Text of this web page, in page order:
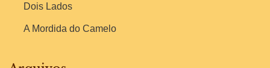
Dois Lados
A Mordida do Camelo